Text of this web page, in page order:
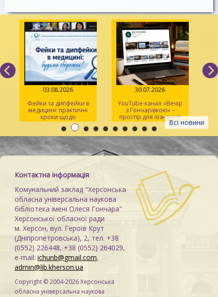
Всі новини
03.08.2026
Фейки та дипфейки в
медицині: практичні
кроки щодо
розпізнавання
30.07.2026
YouTube-канал «Вечір
з Гончарівкою» –
простір для пізнання
та натхнення
Контактна інформація
Комунальний заклад "Херсонська
обласна універсальна наукова
бібліотека імені Олеся Гончара"
Херсонської обласної ради
м. Херсон, вул. Героїв Крут
(Дніпропетровська), 2, тел. +38
(0552) 226448, +38 (0552) 264029,
e-mail: ichunb@gmail.com,
admin@lib.kherson.ua
Copyright © 2004-2026 Херсонська
обласна універсальна наукова